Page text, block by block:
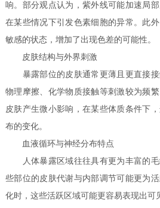
响。部分观点认为，紫外线可能加速局
在某些情况下引发色素细胞的异常。此
敏感的状态，增加了出现色差的可能性。
皮肤结构与外界刺激
暴露部位的皮肤通常更薄且更直接接
物理摩擦、化学物质接触等刺激较为频
皮肤产生微小影响，在某些体质条件下
布的变化。
血液循环与神经分布特点
人体暴露区域往往具有更为丰富的毛
些部位的皮肤代谢与内部调节可能更为
化时，这些活跃区域可能更容易表现出可